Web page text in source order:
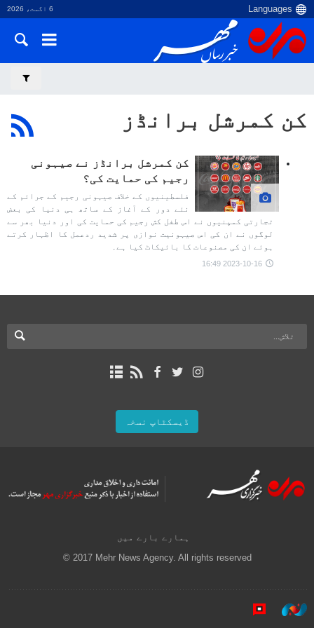
6 اگست، 2026
کن کمرشل برانڈز
کن کمرشل برانڈز نے صیہونی
رجیم کی حمایت کی؟
فلسطینیوں کے خلاف صیہونی رجیم کے جرائم کے
نئے دور کے آغاز کے ساتھ ہی دنیا کی بعض
تجارتی کمپنیوں نے اس طفل کش رجیم کی حمایت کی اور دنیا بھر سے
لوگوں نے ان کی اس صیہونیت نوازی پر شدید ردعمل کا اظہار کرتے
ہوئے ان کی مصنوعات کا بائیکاٹ کیا ہے۔
2023-10-16 16:49
ڈیسکٹاپ نسخہ
ہمارے بارے میں
© 2017 Mehr News Agency. All rights reserved